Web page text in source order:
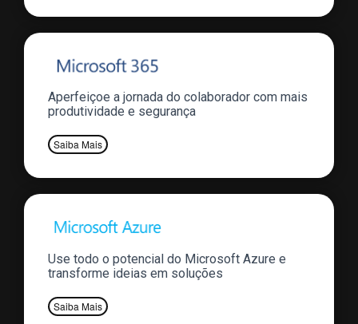
Aperfeiçoe a jornada do colaborador com mais
produtividade e segurança
Saiba Mais
Use todo o potencial do Microsoft Azure e
transforme ideias em soluções
Saiba Mais